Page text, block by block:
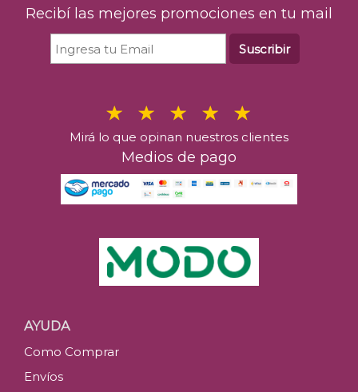
Recibí las mejores promociones en tu mail
Suscribir
Mirá lo que opinan nuestros clientes
Medios de pago
AYUDA
Como Comprar
Envíos